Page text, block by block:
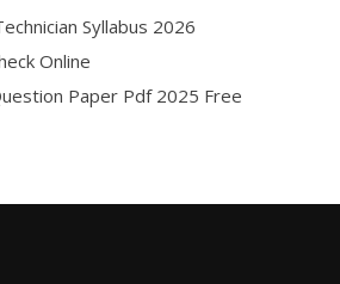
Syllabus 2026
Online
Paper Pdf 2025 Free